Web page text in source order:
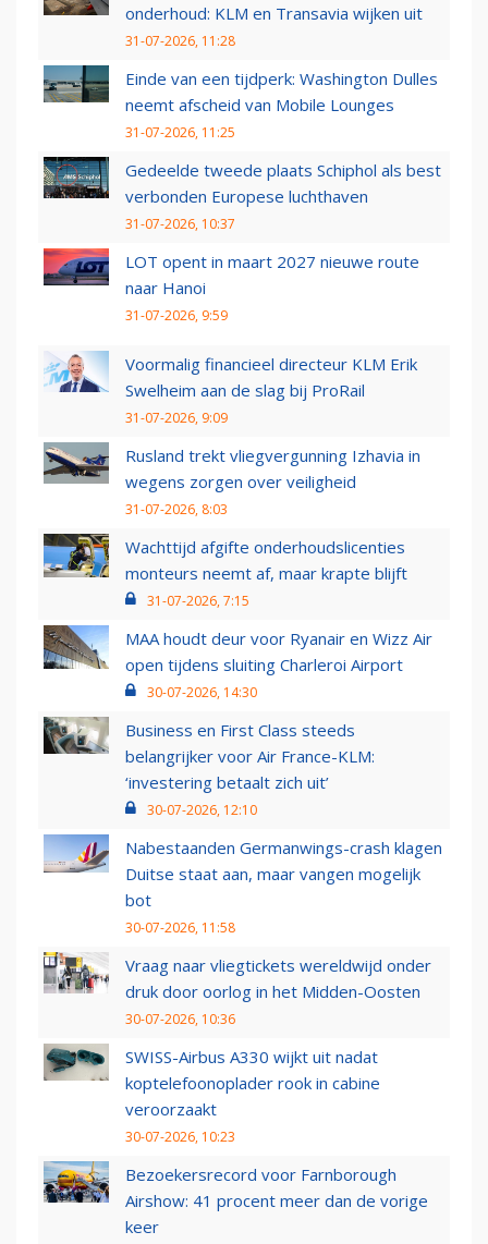
onderhoud: KLM en Transavia wijken uit
31-07-2026, 11:28
Einde van een tijdperk: Washington Dulles
neemt afscheid van Mobile Lounges
31-07-2026, 11:25
Gedeelde tweede plaats Schiphol als best
verbonden Europese luchthaven
31-07-2026, 10:37
LOT opent in maart 2027 nieuwe route
naar Hanoi
31-07-2026, 9:59
Voormalig financieel directeur KLM Erik
Swelheim aan de slag bij ProRail
31-07-2026, 9:09
Rusland trekt vliegvergunning Izhavia in
wegens zorgen over veiligheid
31-07-2026, 8:03
Wachttijd afgifte onderhoudslicenties
monteurs neemt af, maar krapte blijft
31-07-2026, 7:15
MAA houdt deur voor Ryanair en Wizz Air
open tijdens sluiting Charleroi Airport
30-07-2026, 14:30
Business en First Class steeds
belangrijker voor Air France-KLM:
‘investering betaalt zich uit’
30-07-2026, 12:10
Nabestaanden Germanwings-crash klagen
Duitse staat aan, maar vangen mogelijk
bot
30-07-2026, 11:58
Vraag naar vliegtickets wereldwijd onder
druk door oorlog in het Midden-Oosten
30-07-2026, 10:36
SWISS-Airbus A330 wijkt uit nadat
koptelefoonoplader rook in cabine
veroorzaakt
30-07-2026, 10:23
Bezoekersrecord voor Farnborough
Airshow: 41 procent meer dan de vorige
keer